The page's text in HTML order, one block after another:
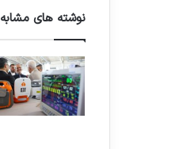
نوشته های مشابه